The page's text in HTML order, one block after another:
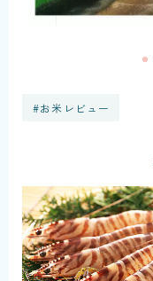
#お米レビュー